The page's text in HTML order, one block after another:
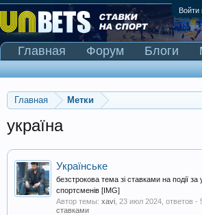
Войти
Главная Метки
україна
Українське
безстрокова тема зі ставками на події
спортсменів [IMG]
Автор темы: xavi 23 июл 2024 , ответов
ставками
Главная Форум Блоги
Сканер Pinnacle